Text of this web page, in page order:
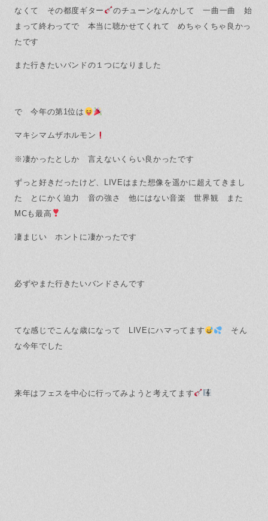
なくて その都度ギター
のチューンなんかして 一曲一曲 始
まって終わってで 本当に聴かせてくれて めちゃくちゃ良かっ
たです
また行きたいバンドの１つになりました
で 今年の第1位は
マキシマムザホルモン
※凄かったとしか 言えないくらい良かったです
ずっと好きだったけど、LIVEはまた想像を遥かに超えてきまし
た とにかく迫力 音の強さ 他にはない音楽 世界観 また
MCも最高
凄まじい ホントに凄かったです
必ずやまた行きたいバンドさんです
てな感じでこんな歳になって LIVEにハマってます
そん
な今年でした
来年はフェスを中心に行ってみようと考えてます